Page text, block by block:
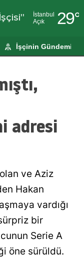
İstanbul
Açık
29°
Adıyaman
Ankara
Artvin
Aydın
Bilecik
Bingöl
İşçinin Gündemi
adresi
ve Aziz
Hakan
vardığı
bir
Serie A
öne sürüldü.